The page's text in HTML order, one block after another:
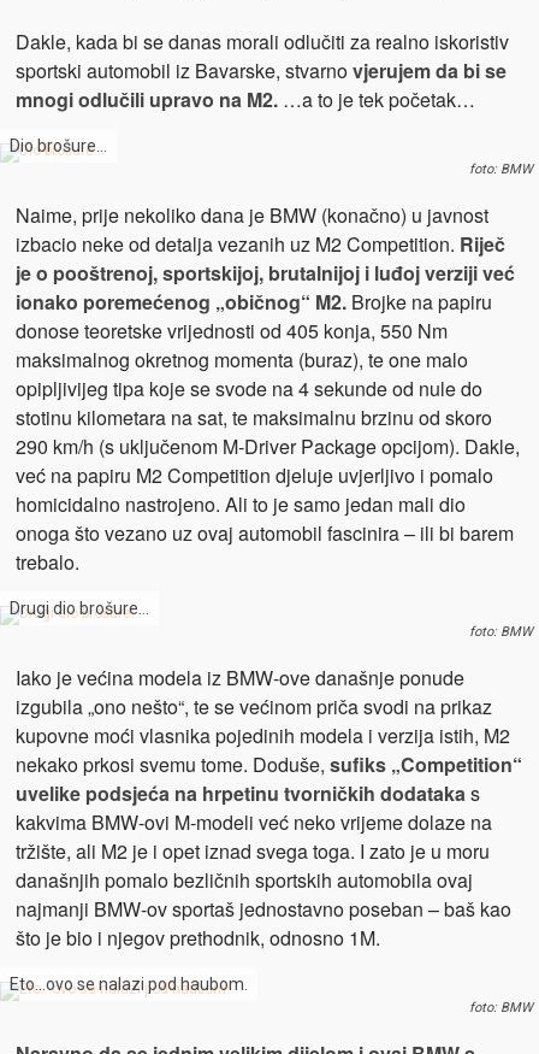
Dakle, kada bi se danas morali odlučiti za realno iskoristiv
sportski automobil iz Bavarske, stvarnovjerujem da bi se
mnogi odlučili upravo na M2. …a to je tek početak…
Dio brošure…
foto: BMW
Naime, prije nekoliko dana je BMW (konačno) u javnost
izbacio neke od detalja vezanih uz M2 Competition. Riječ
je o pooštrenoj, sportskijoj, brutalnijoj i luđoj verziji već
ionako poremećenog „običnog“ M2. Brojke na papiru
donose teoretske vrijednosti od 405 konja, 550 Nm
maksimalnog okretnog momenta (buraz), te one malo
opipljivijeg tipa koje se svode na 4 sekunde od nule do
stotinu kilometara na sat, te maksimalnu brzinu od skoro
290 km/h (s uključenom M-Driver Package opcijom). Dakle,
već na papiru M2 Competition djeluje uvjerljivo i pomalo
homicidalno nastrojeno. Ali to je samo jedan mali dio
onoga što vezano uz ovaj automobil fascinira – ili bi barem
trebalo.
Drugi dio brošure…
foto: BMW
Iako je većina modela iz BMW-ove današnje ponude
izgubila „ono nešto“, te se većinom priča svodi na prikaz
kupovne moći vlasnika pojedinih modela i verzija istih, M2
nekako prkosi svemu tome. Doduše, sufiks „Competition“
uvelike podsjeća na hrpetinu tvorničkih dodatakas
kakvima BMW-ovi M-modeli već neko vrijeme dolaze na
tržište, ali M2 je i opet iznad svega toga. I zato je u moru
današnjih pomalo bezličnih sportskih automobila ovaj
najmanji BMW-ov sportaš jednostavno poseban – baš kao
što je bio i njegov prethodnik, odnosno 1M.
Eto…ovo se nalazi pod haubom.
foto: BMW